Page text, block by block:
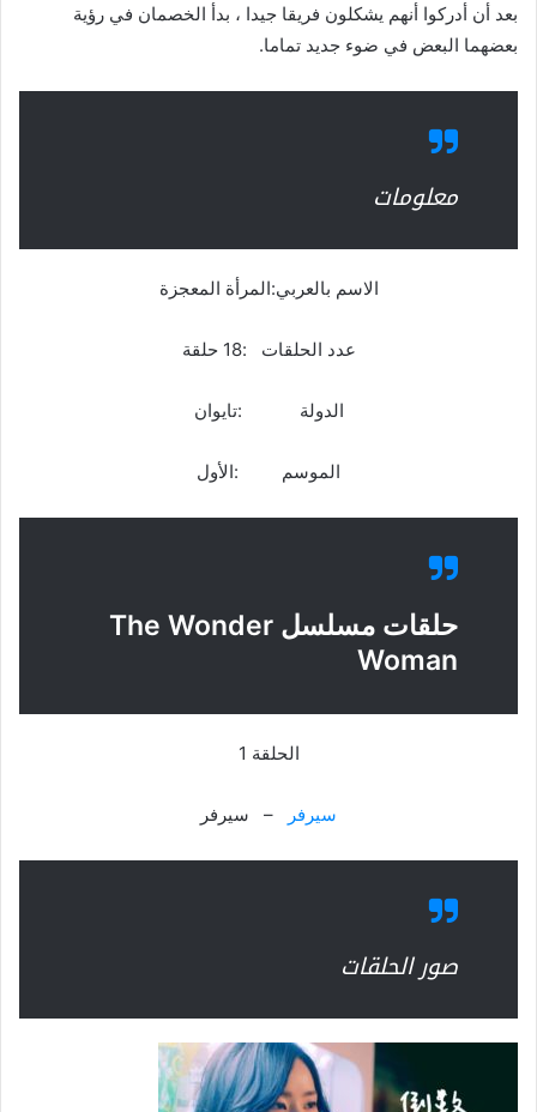
بعد أن أدركوا أنهم يشكلون فريقا جيدا ، بدأ الخصمان في رؤية
بعضهما البعض في ضوء جديد تماما.
معلومات
الاسم بالعربي:المرأة المعجزة
عدد الحلقات :18 حلقة
الدولة :تايوان
الموسم :الأول
حلقات مسلسل The Wonder
Woman
الحلقة 1
سيرفر – سيرفر
صور الحلقات